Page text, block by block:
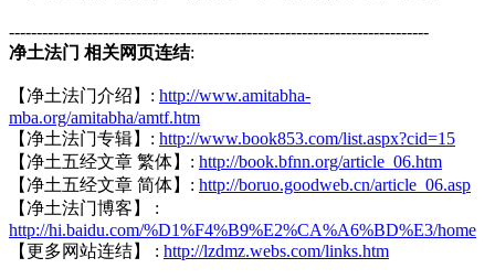
----------------------------------------------------------------------------
净土法门 相关网页连结:
【净土法门介绍】: http://www.amitabha-
mba.org/amitabha/amtf.htm
【净土法门专辑】: http://www.book853.com/list.aspx?cid=15
【净土五经文章 繁体】: http://book.bfnn.org/article_06.htm
【净土五经文章 简体】: http://boruo.goodweb.cn/article_06.asp
【净土法门博客】 :
http://hi.baidu.com/%D1%F4%B9%E2%CA%A6%BD%E3/home
【更多网站连结】 : http://lzdmz.webs.com/links.htm